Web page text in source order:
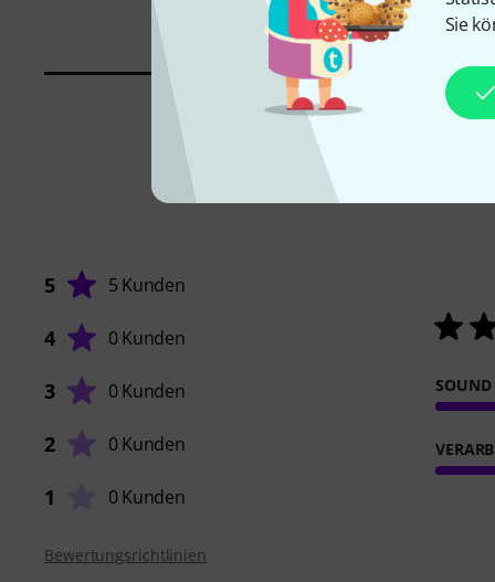
Sie
5 5 Kunden
4 0 Kunden
3 0 Kunden
2 0 Kunden
1 0 Kunden
SOUND
Bewertungsrichtlinien